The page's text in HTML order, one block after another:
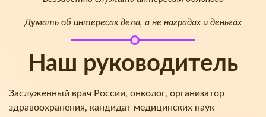
Думать об интересах дела, а не наградах и деньгах
Наш руководитель
Заслуженный врач России, онколог, организатор
здравоохранения, кандидат медицинских наук